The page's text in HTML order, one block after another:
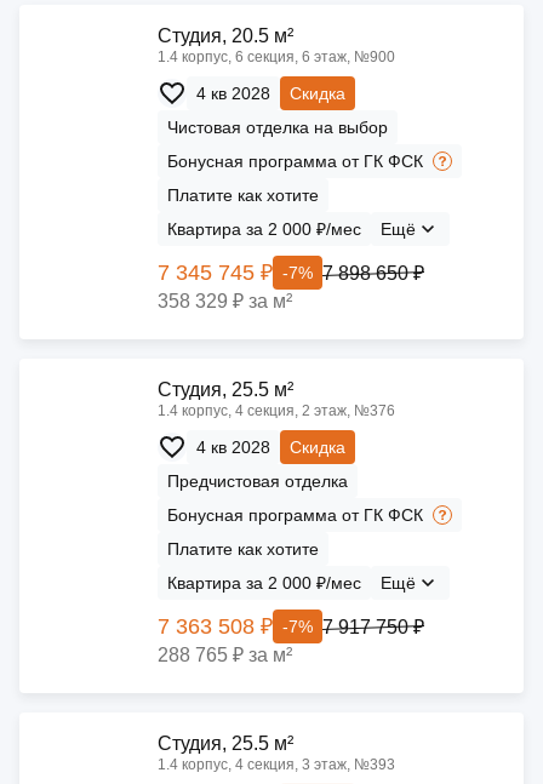
Cтудия, 20.5 м²
1.4 корпус, 6 секция, 6 этаж, №900
4 кв 2028
Скидка
Чистовая отделка на выбор
Бонусная программа от ГК ФСК
Платите как хотите
Квартира за 2 000 ₽/мес
Ещё
7 345 745 ₽ -7% 7 898 650 ₽
358 329 ₽ за м²
Cтудия, 25.5 м²
1.4 корпус, 4 секция, 2 этаж, №376
4 кв 2028
Скидка
Предчистовая отделка
Бонусная программа от ГК ФСК
Платите как хотите
Квартира за 2 000 ₽/мес
Ещё
7 363 508 ₽ -7% 7 917 750 ₽
288 765 ₽ за м²
Cтудия, 25.5 м²
1.4 корпус, 4 секция, 3 этаж, №393